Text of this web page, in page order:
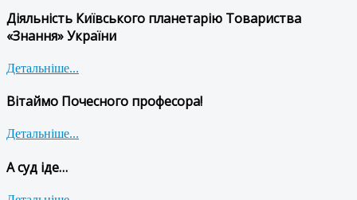
Діяльність Київського планетарію Товариства
«Знання» України
Детальніше...
Вітаймо Почесного професора!
Детальніше...
А суд іде…